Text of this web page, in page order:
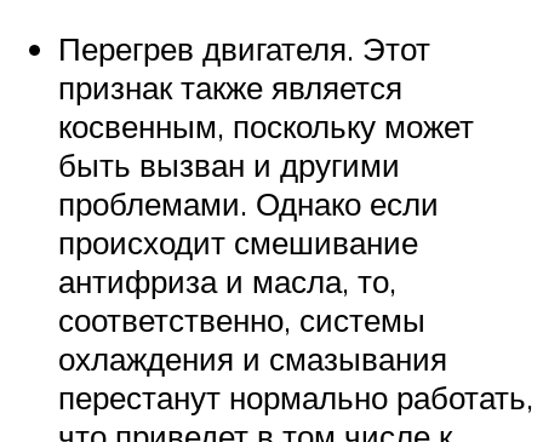
Перегрев двигателя. Этот
признак также является
косвенным, поскольку может
быть вызван и другими
проблемами. Однако если
происходит смешивание
антифриза и масла, то,
соответственно, системы
охлаждения и смазывания
перестанут нормально работать,